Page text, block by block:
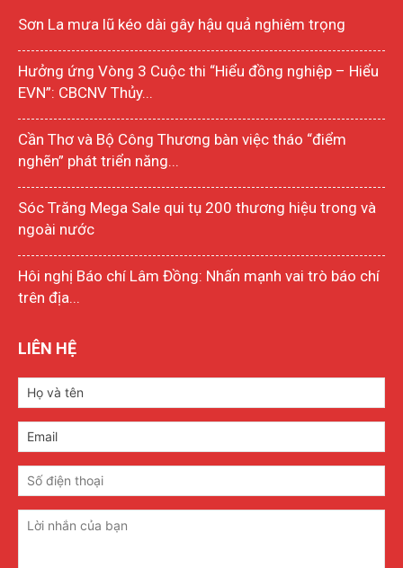
Sơn La mưa lũ kéo dài gây hậu quả nghiêm trọng
Hưởng ứng Vòng 3 Cuộc thi “Hiểu đồng nghiệp – Hiểu
EVN”: CBCNV Thủy...
Cần Thơ và Bộ Công Thương bàn việc tháo “điểm
nghẽn” phát triển năng...
Sóc Trăng Mega Sale qui tụ 200 thương hiệu trong và
ngoài nước
Hôi nghị Báo chí Lâm Đồng: Nhấn mạnh vai trò báo chí
trên địa...
LIÊN HỆ